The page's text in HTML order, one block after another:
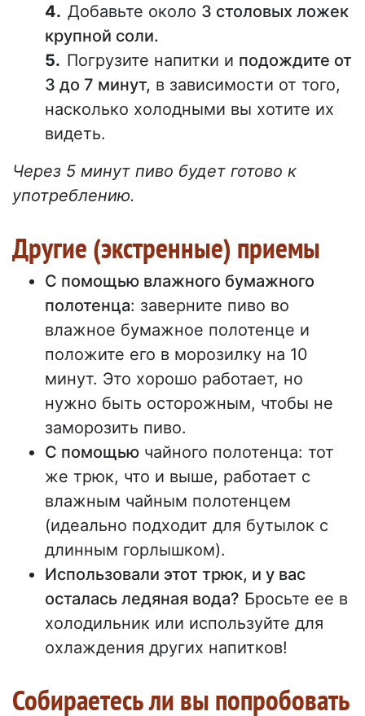
Добавьте около 3 столовых ложек
крупной соли.
Погрузите напитки и подождите от
3 до 7 минут, в зависимости от того,
насколько холодными вы хотите их
видеть.
Через 5 минут пиво будет готово к
употреблению.
Другие (экстренные) приемы
С помощью влажного бумажного
полотенца: заверните пиво во
влажное бумажное полотенце и
положите его в морозилку на 10
минут. Это хорошо работает, но
нужно быть осторожным, чтобы не
заморозить пиво.
С помощью чайного полотенца: тот
же трюк, что и выше, работает с
влажным чайным полотенцем
(идеально подходит для бутылок с
длинным горлышком).
Использовали этот трюк, и у вас
осталась ледяная вода? Бросьте ее в
холодильник или используйте для
охлаждения других напитков!
Собираетесь ли вы попробовать